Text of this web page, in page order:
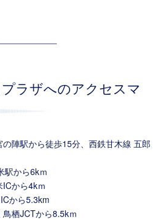
ラザへのアクセスマ
陣駅から徒歩15分、西鉄甘木線 五郎
駅から6kｍ
から4kｍ
から5.3km
栖JCTから8.5kｍ